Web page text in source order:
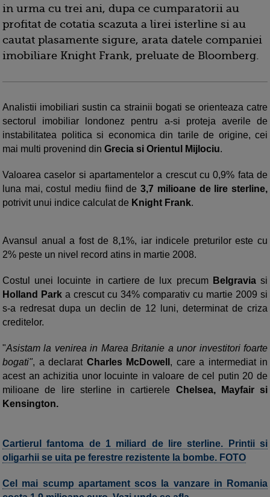
in urma cu trei ani, dupa ce cumparatorii au
profitat de cotatia scazuta a lirei isterline si au
cautat plasamente sigure, arata datele companiei
imobiliare Knight Frank, preluate de Bloomberg.
Analistii imobiliari sustin ca strainii bogati se orienteaza catre
sectorul imobiliar londonez pentru a-si proteja averile de
instabilitatea politica si economica din tarile de origine, cei
mai multi provenind din Grecia si Orientul Mijlociu.
Valoarea caselor si apartamentelor a crescut cu 0,9% fata de
luna mai, costul mediu fiind de3,7 milioane de lire sterline,
potrivit unui indice calculat de Knight Frank.
Avansul anual a fost de 8,1%, iar indicele preturilor este cu
2% peste un nivel record atins in martie 2008.
Costul unei locuinte in cartiere de lux precum Belgraviasi
Holland Park a crescut cu 34% comparativ cu martie 2009 si
s-a redresat dupa un declin de 12 luni, determinat de criza
creditelor.
"Asistam la venirea in Marea Britanie a unor investitori foarte
bogati", a declarat Charles McDowell , care a intermediat in
acest an achizitia unor locuinte in valoare de cel putin 20 de
milioane de lire sterline in cartierele Chelsea, Mayfair si
Kensington.
Cartierul fantoma de 1 miliard de lire sterline. Printii si
oligarhii se uita pe ferestre rezistente la bombe. FOTO
Cel mai scump apartament scos la vanzare in Romania